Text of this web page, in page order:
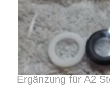
Ergänzung für A2